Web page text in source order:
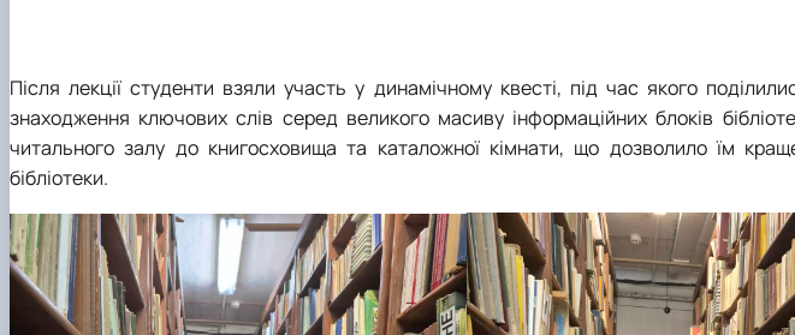
Після лекції студенти взяли участь у динамічному квесті, під час якого
знаходження ключових слів серед великого масиву інформаційних блоків
читального залу до книгосховища та каталожної кімнати, що дозволило їм
бібліотеки.